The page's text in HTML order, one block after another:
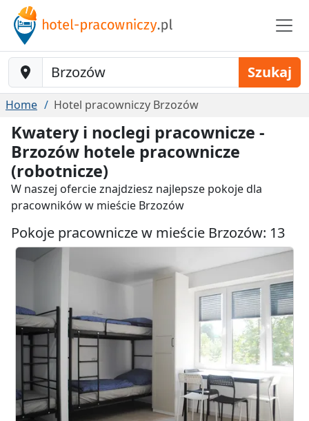
Baustelle-Location Szukaj
Home Hotel pracowniczy Brzozów
Kwatery i noclegi pracownicze -
Brzozów hotele pracownicze
(robotnicze)
W naszej ofercie znajdziesz najlepsze pokoje dla
pracowników w mieście Brzozów
Pokoje pracownicze w mieście Brzozów: 13